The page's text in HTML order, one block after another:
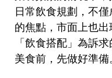
日常飲食規劃，不
的焦點，市面上也出
「飲食搭配」為訴
美食前，先做好準備